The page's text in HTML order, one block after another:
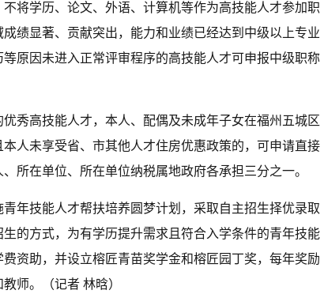
将学历、论文、外语、计算机等作为高技能人才参加职
绩显著、贡献突出，能力和业绩已经达到中级以上专业
原因未进入正常评审程序的高技能人才可申报中级职称
秀高技能人才，本人、配偶及未成年子女在福州五城区
本人未享受省、市其他人才住房优惠政策的，可申请直接
所在单位、所在单位纳税属地政府各承担三分之一。
年技能人才帮扶培养圆梦计划，采取自主招生择优录取
的方式，为有学历提升需求且符合入学条件的青年技能
资助，并设立榕匠青苗奖学金和榕匠园丁奖，每年奖励
师。（记者 林晗）